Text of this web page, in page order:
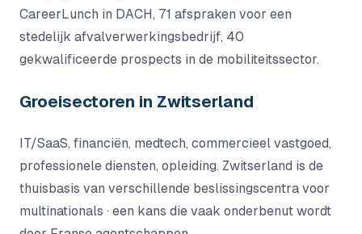
CareerLunch in DACH, 71 afspraken voor een
stedelijk afvalverwerkingsbedrijf, 40
gekwalificeerde prospects in de mobiliteitssector.
Groeisectoren in Zwitserland
IT/SaaS, financiën, medtech, commercieel vastgoed,
professionele diensten, opleiding. Zwitserland is de
thuisbasis van verschillende beslissingscentra voor
multinationals · een kans die vaak onderbenut wordt